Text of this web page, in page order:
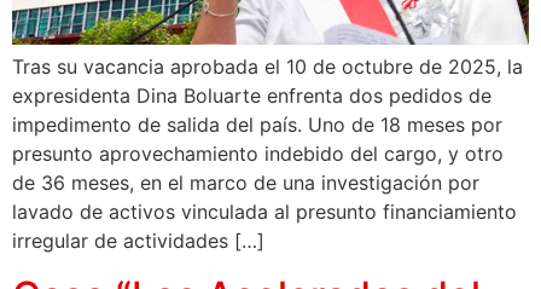
Tras su vacancia aprobada el 10 de octubre de 2025, la
expresidenta Dina Boluarte enfrenta dos pedidos de
impedimento de salida del país. Uno de 18 meses por
presunto aprovechamiento indebido del cargo, y otro
de 36 meses, en el marco de una investigación por
lavado de activos vinculada al presunto financiamiento
irregular de actividades […]